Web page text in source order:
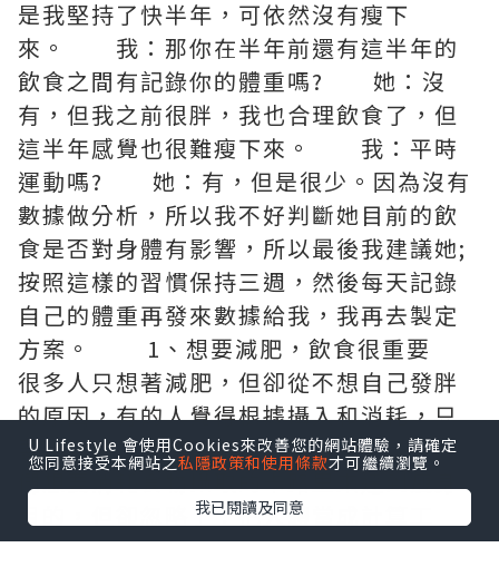
是我堅持了快半年，可依然沒有瘦下
來。 我：那你在半年前還有這半年的
飲食之間有記錄你的體重嗎? 她：沒
有，但我之前很胖，我也合理飲食了，但
這半年感覺也很難瘦下來。 我：平時
運動嗎? 她：有，但是很少。因為沒有
數據做分析，所以我不好判斷她目前的飲
食是否對身體有影響，所以最後我建議她;
按照這樣的習慣保持三週，然後每天記錄
自己的體重再發來數據給我，我再去製定
方案。 1、想要減肥，飲食很重要
很多人只想著減肥，但卻從不想自己發胖
的原因，有的人覺得根據攝入和消耗，只
要攝入的少就能減肥，但其實並不是。我
們想要消耗食物攝取的卡路里來達到瘦身
目的，但卻忽略了：把人體當成計算工
具，忽略了身體各個器官的相互配合和作
U Lifestyle 會使用Cookies來改善您的網站體驗，請確定
您同意接受本網站之私隱政策和使用條款才可繼續瀏覽。
我已閱讀及同意